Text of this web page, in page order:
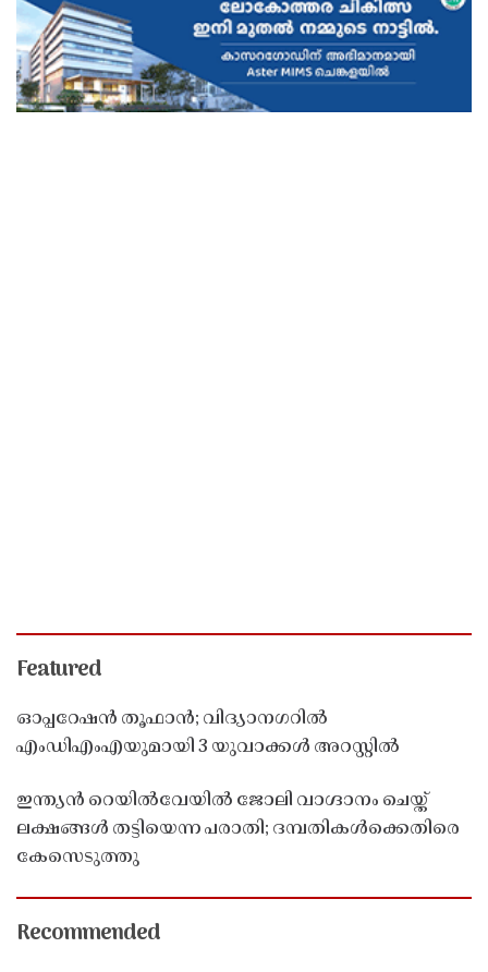
Featured
ഓപ്പറേഷൻ തൂഫാൻ; വിദ്യാനഗറിൽ
എംഡിഎംഎയുമായി 3 യുവാക്കൾ അറസ്റ്റിൽ
ഇന്ത്യൻ റെയിൽവേയിൽ ജോലി വാഗ്ദാനം ചെയ്ത്
ലക്ഷങ്ങൾ തട്ടിയെന്ന പരാതി; ദമ്പതികൾക്കെതിരെ
കേസെടുത്തു
Recommended